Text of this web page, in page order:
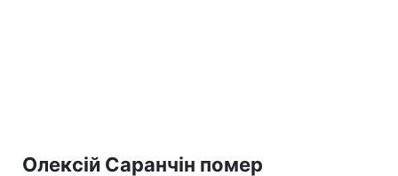
Олексій Саранчін помер